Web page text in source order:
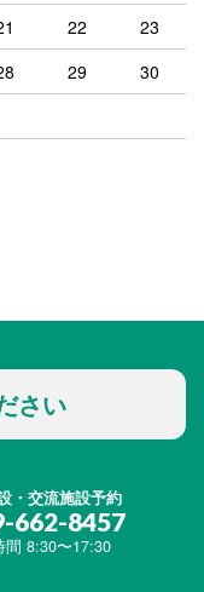
22
23
29
30
さい
・交流施設予約
662-8457
間 8:30〜17:30